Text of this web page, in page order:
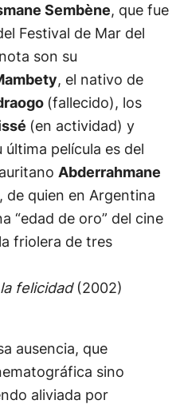
Sembène, que fue
Festival de Mar del
son su
, el nativo de
(fallecido), los
(en actividad) y
última película es del
Abderrahmane
de quien en Argentina
“edad de oro” del cine
friolera de tres
felicidad(2002)
ausencia, que
sino
aliviada por